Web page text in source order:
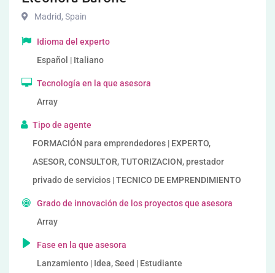
Madrid, Spain
Idioma del experto
Español | Italiano
Tecnología en la que asesora
Array
Tipo de agente
FORMACIÓN para emprendedores | EXPERTO,
ASESOR, CONSULTOR, TUTORIZACION, prestador
privado de servicios | TECNICO DE EMPRENDIMIENTO
Grado de innovación de los proyectos que asesora
Array
Fase en la que asesora
Lanzamiento | Idea, Seed | Estudiante